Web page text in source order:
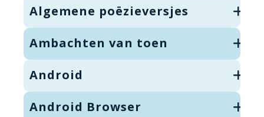
Algemene poëzieversjes
Ambachten van toen
Android
Android Browser